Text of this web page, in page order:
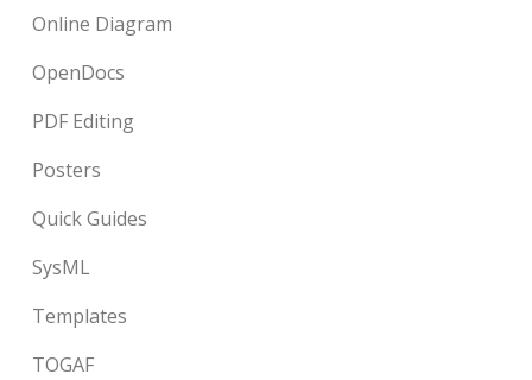
Online Diagram
OpenDocs
PDF Editing
Posters
Quick Guides
SysML
Templates
TOGAF